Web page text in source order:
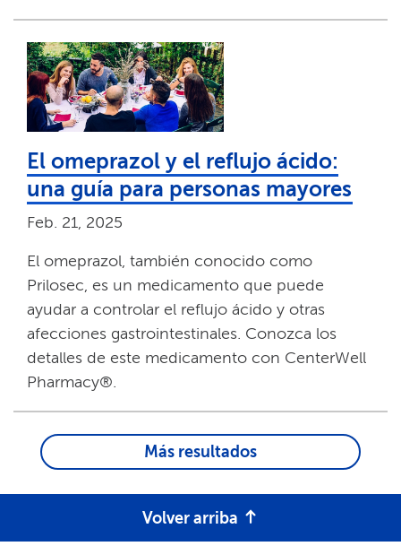
El omeprazol y el reflujo ácido:
una guía para personas mayores​​
Feb. 21, 2025​​
El omeprazol, también conocido como
Prilosec, es un medicamento que puede
ayudar a controlar el reflujo ácido y otras
afecciones gastrointestinales. Conozca los
detalles de este medicamento con CenterWell
Pharmacy®.​​
Más resultados​​
Volver arriba​​